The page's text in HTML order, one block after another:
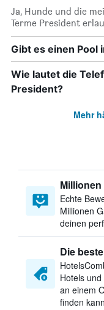
Ja, Hunde und die
Terme President
Gibt es einen Pool
Wie lautet die
President?
Mehr
Echte
Millionen
deinen
Die
Hotels
an einem
finden